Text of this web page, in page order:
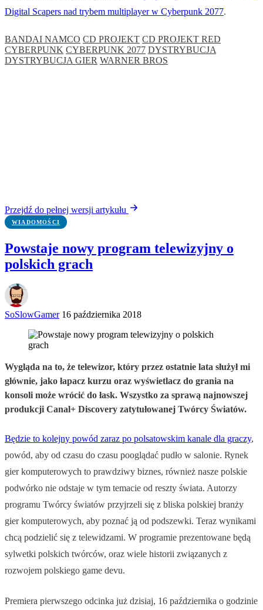
Digital Scapers nad trybem multiplayer w Cyberpunk 2077.
BANDAI NAMCO CD PROJEKT CD PROJEKT RED
CYBERPUNK CYBERPUNK 2077 DYSTRYBUCJA
DYSTRYBUCJA GIER WARNER BROS
Przejdź do pełnej wersji artykułu
WIADOMOŚCI
Powstaje nowy program telewizyjny o
polskich grach
SoSlowGamer 16 października 2018
Wygląda na to, że telewizor, który przez ostatnie lata służył mi
głównie, jako łapacz kurzu oraz wyświetlacz do grania na
konsoli może wrócić do łask. Wszystko za sprawą najnowszej
produkcji Canal+ Discovery zatytułowanej Twórcy Światów.
Będzie to kolejny powód zaraz po polsatowskim kanale dla graczy,
powód, aby od czasu do czasu pooglądać pudło w salonie. Rynek
gier komputerowych to prawdziwy biznes, również nasze polskie
podwórko nie odstaje w tym temacie od reszty świata. Autorzy
programu Twórcy światów przyjrzeli się z bliska polskiej branży
gier komputerowych, aby poznać ją od podszewki. Teraz wynikami
chcą podzielić się z telewidzami. W programie prezentowane będą
sylwetki polskich twórców, oraz wiele historii związanych z
rozwojem polskiego game devu.
Premiera pierwszego odcinka już dzisiaj, 16 października o godzinie